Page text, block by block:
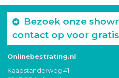
Bezoek onze
contact op voor
Onlinebestrating.nl
Kaapstanderweg 41